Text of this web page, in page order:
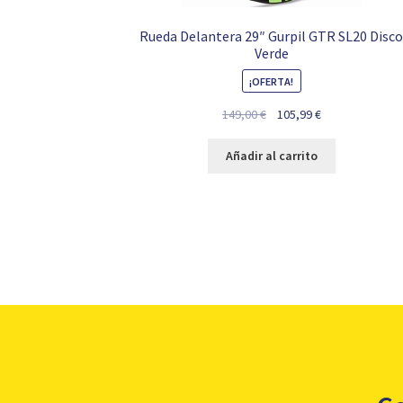
Rueda Delantera 29″ Gurpil GTR SL20 Disco
Verde
¡OFERTA!
149,00€
original
105,99€El
Añadir al carrito